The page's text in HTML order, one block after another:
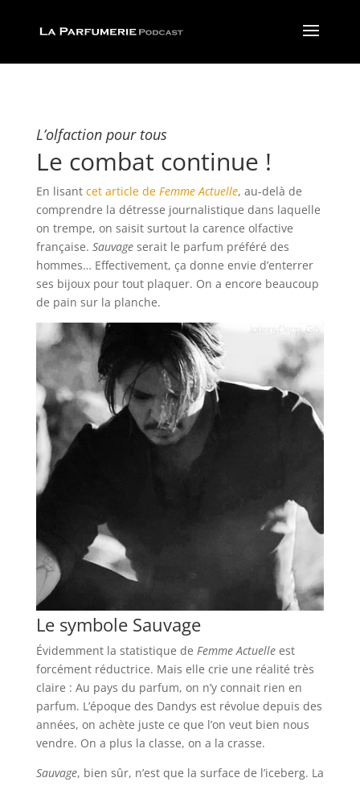
L’olfaction pour tous
Le combat continue !
En lisant cet article de Femme Actuelle, au-delà de
comprendre la détresse journalistique dans laquelle
on trempe, on saisit surtout la carence olfactive
française. Sauvageserait le parfum préféré des
hommes… Effectivement, ça donne envie d’enterrer
ses bijoux pour tout plaquer. On a encore beaucoup
de pain sur la planche.
Le symbole Sauvage
Évidemment la statistique de Femme Actuelle est
forcément réductrice. Mais elle crie une réalité très
claire : Au pays du parfum, on n’y connait rien en
parfum. L’époque des Dandys est révolue depuis des
années, on achète juste ce que l’on veut bien nous
vendre. On a plus la classe, on a la crasse.
Sauvage, bien sûr, n’est que la surface de l’iceberg. La